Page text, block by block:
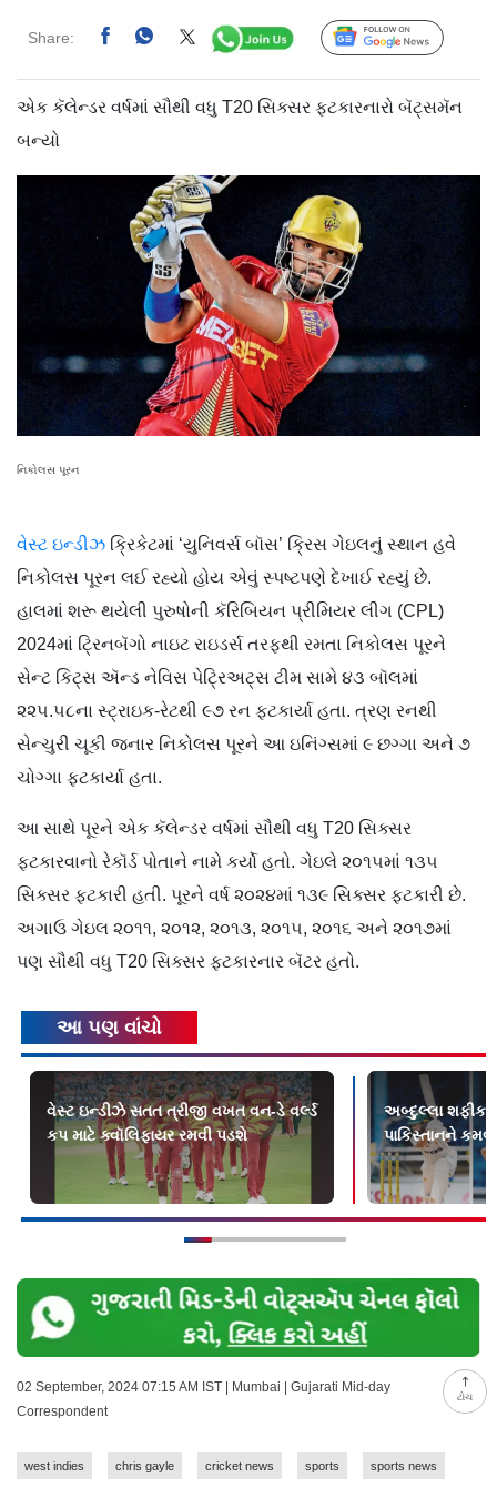
Share: Follow Us
ટોચ
એક કૅલેન્ડર વર્ષમાં સૌથી વધુ T20 સિક્સર ફટકારનારો બૅટ્સમૅન
બન્યો
નિકોલસ પૂરન
વેસ્ટ ઇન્ડીઝ ક્રિકેટમાં ‘યુનિવર્સ બૉસ’ ક્રિસ ગેઇલનું સ્થાન હવે
નિકોલસ પૂરન લઈ રહ્યો હોય એવું સ્પષ્ટપણે દેખાઈ રહ્યું છે.
હાલમાં શરૂ થયેલી પુરુષોની કૅરિબિયન પ્રીમિયર લીગ (CPL)
2024માં ટ્રિનબૅગો નાઇટ રાઇડર્સ તરફથી રમતા નિકોલસ પૂરને
સેન્ટ કિટ્સ ઍન્ડ નેવિસ પેટ્રિઅટ્સ ટીમ સામે ૪૩ બૉલમાં
૨૨૫.૫૮ના સ્ટ્રાઇક-રેટથી ૯૭ રન ફટકાર્યા હતા. ત્રણ રનથી
સેન્ચુરી ચૂકી જનાર નિકોલસ પૂરને આ ઇનિંગ્સમાં ૯ છગ્ગા અને ૭
ચોગ્ગા ફટકાર્યા હતા.
આ સાથે પૂરને એક કૅલેન્ડર વર્ષમાં સૌથી વધુ T20 સિક્સર
ફટકારવાનો રેકૉર્ડ પોતાને નામે કર્યો હતો. ગેઇલે ૨૦૧૫માં ૧૩૫
સિક્સર ફટકારી હતી. પૂરને વર્ષ ૨૦૨૪માં ૧૩૯ સિક્સર ફટકારી છે.
અગાઉ ગેઇલ ૨૦૧૧, ૨૦૧૨, ૨૦૧૩, ૨૦૧૫, ૨૦૧૬ અને ૨૦૧૭માં
પણ સૌથી વધુ T20 સિક્સર ફટકારનાર બૅટર હતો.
આ પણ વાંચો
વેસ્ટ ઇન્ડીઝે સતત ત્રીજી વખત વન-ડે વર્લ્ડ
કપ માટે ક્વૉલિફાયર રમવી પડશે
અબ્દુલ્લા શફીક
પાકિસ્તાનને
02 September, 2024 07:15 AM IST | Mumbai | Gujarati Mid-day
Correspondent
west indies chris gayle cricket news sports sports news